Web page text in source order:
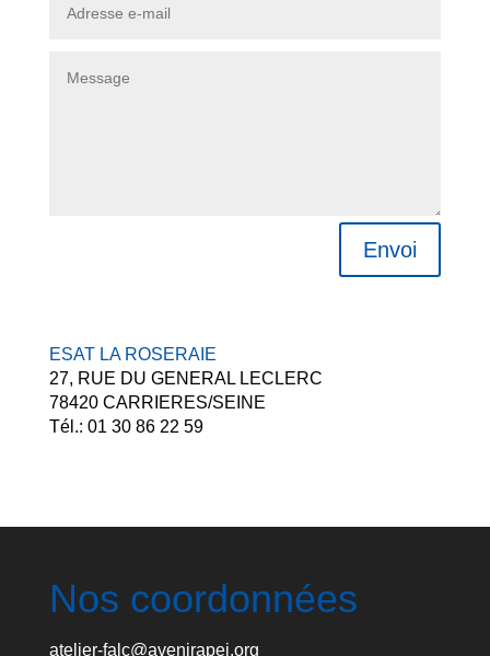
Envoi
ESAT LA ROSERAIE
27, RUE DU GENERAL LECLERC
78420 CARRIERES/SEINE
Tél.: 01 30 86 22 59
Nos coordonnées
atelier-falc@avenirapei.org